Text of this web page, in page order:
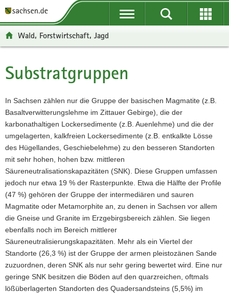
t
ü
e
r
g
r
e
i
f
e
n
d
e
N
a
v
i
g
a
t
n
v
i
g
a
t
i
o
n
p
n
a
l
t
t
e
n
f
o
r
m
a
t
i
o
n
t
-
e
r
e
i
c
h
Wald, Forstwirtschaft, Jagd
Hauptinhalt
Substratgruppen
In Sachsen zählen nur die Gruppe der basischen Magmatite (z.B.
Basaltverwitterungslehme im Zittauer Gebirge), die der
karbonathaltigen Lockersedimente (z.B. Auenlehme) und die der
umgelagerten, kalkfreien Lockersedimente (z.B. entkalkte Lösse
des Hügellandes, Geschiebelehme) zu den besseren Standorten
mit sehr hohen, hohen bzw. mittleren
Säureneutralisationskapazitäten (SNK). Diese Gruppen umfassen
jedoch nur etwa 19 % der Rasterpunkte. Etwa die Hälfte der Profile
(47 %) gehören der Gruppe der intermediären und sauren
Magmatite oder Metamorphite an, zu denen in Sachsen vor allem
die Gneise und Granite im Erzgebirgsbereich zählen. Sie liegen
ebenfalls noch im Bereich mittlerer
Säureneutralisierungskapazitäten. Mehr als ein Viertel der
Standorte (26,3 %) ist der Gruppe der armen pleistozänen Sande
zuzuordnen, deren SNK als nur sehr gering bewertet wird. Eine nur
geringe SNK besitzen die Böden auf den quarzreichen, oftmals
lößüberlagerten Standorten des Quadersandsteins (5,5%) im